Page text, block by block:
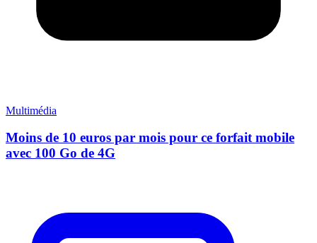
Multimédia
Moins de 10 euros par mois pour ce forfait mobile
avec 100 Go de 4G